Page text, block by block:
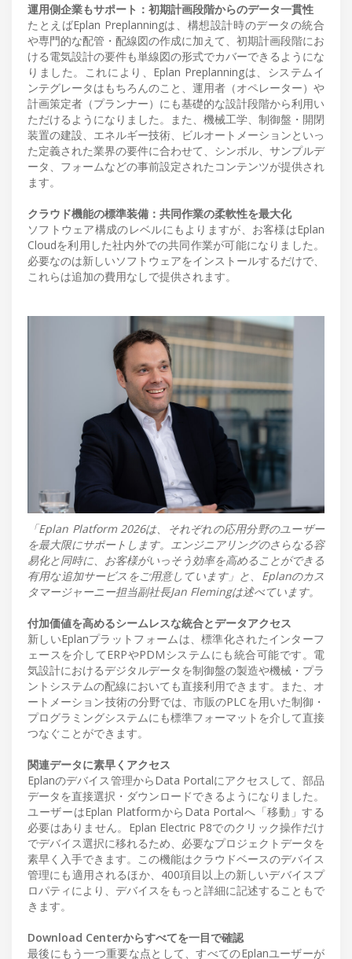
運用側企業もサポート：初期計画段階からのデータ一貫性
たとえばEplan Preplanningは、構想設計時のデータの統合
や専門的な配管・配線図の作成に加えて、初期計画段階にお
ける電気設計の要件も単線図の形式でカバーできるようにな
りました。これにより、Eplan Preplanningは、システムイ
ンテグレータはもちろんのこと、運用者（オペレーター）や
計画策定者（プランナー）にも基礎的な設計段階から利用い
ただけるようになりました。また、機械工学、制御盤・開閉
装置の建設、エネルギー技術、ビルオートメーションといっ
た定義された業界の要件に合わせて、シンボル、サンプルデ
ータ、フォームなどの事前設定されたコンテンツが提供され
ます。
クラウド機能の標準装備：共同作業の柔軟性を最大化
ソフトウェア構成のレベルにもよりますが、お客様はEplan
Cloudを利用した社内外での共同作業が可能になりました。
必要なのは新しいソフトウェアをインストールするだけで、
これらは追加の費用なしで提供されます。
「Eplan Platform 2026は、それぞれの応用分野のユーザー
を最大限にサポートします。エンジニアリングのさらなる容
易化と同時に、お客様がいっそう効率を高めることができる
有用な追加サービスをご用意しています」と、Eplanのカス
タマージャーニー担当副社長Jan Flemingは述べています。
付加価値を高めるシームレスな統合とデータアクセス
新しいEplanプラットフォームは、標準化されたインターフ
ェースを介してERPやPDMシステムにも統合可能です。電
気設計におけるデジタルデータを制御盤の製造や機械・プラ
ントシステムの配線においても直接利用できます。また、オ
ートメーション技術の分野では、市販のPLCを用いた制御・
プログラミングシステムにも標準フォーマットを介して直接
つなぐことができます。
関連データに素早くアクセス
Eplanのデバイス管理からData Portalにアクセスして、部品
データを直接選択・ダウンロードできるようになりました。
ユーザーはEplan PlatformからData Portalへ「移動」する
必要はありません。Eplan Electric P8でのクリック操作だけ
でデバイス選択に移れるため、必要なプロジェクトデータを
素早く入手できます。この機能はクラウドベースのデバイス
管理にも適用されるほか、400項目以上の新しいデバイスプ
ロパティにより、デバイスをもっと詳細に記述することもで
きます。
Download Centerからすべてを一目で確認
最後にもう一つ重要な点として、すべてのEplanユーザーが